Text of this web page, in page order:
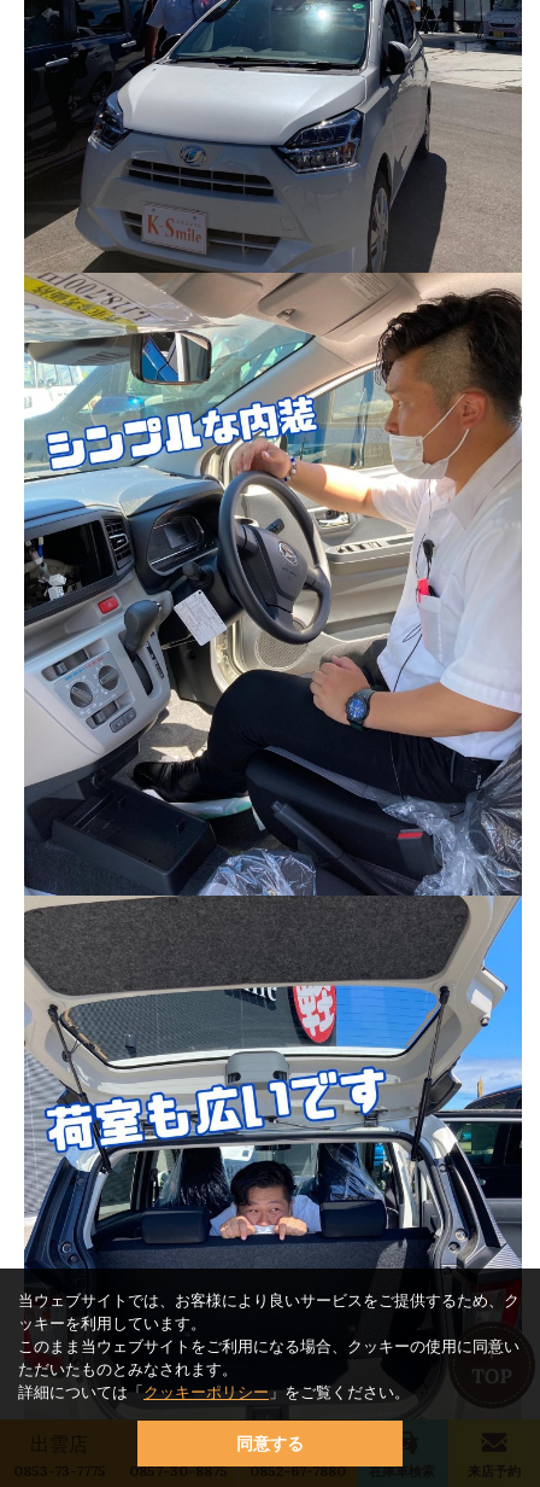
出雲店
0853-73-7775 0857-30-8875
松江店
0852-67-7880 在庫車検索 来店予約
当ウェブサイトでは、お客様により良いサービスをご提供するため、ク
ッキーを利用しています。
このまま当ウェブサイトをご利用になる場合、クッキーの使用に同意い
ただいたものとみなされます。
詳細については「クッキーポリシー 」をご覧ください。
同意する